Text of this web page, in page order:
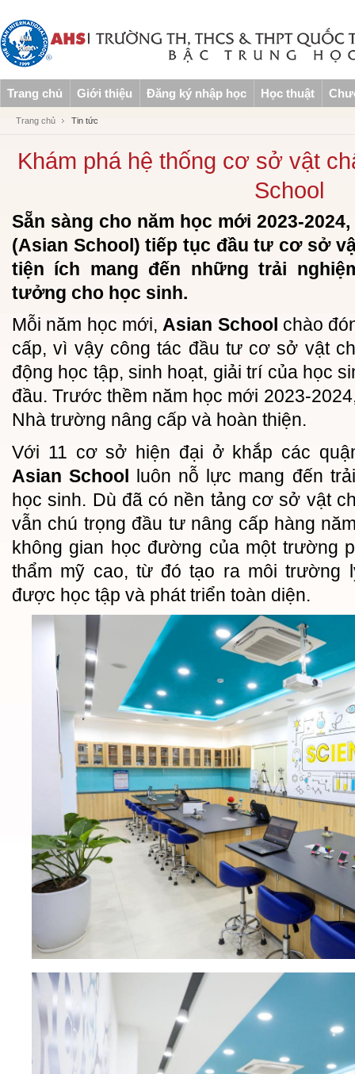
Trang chủ Giới thiệu Đăng ký nhập học Học thuật
Trang chủ Tin tức
Khám phá hệ thống cơ sở vật
School
Sẵn sàng cho năm học mới 2023-
(Asian School) tiếp tục đầu tư cơ sở
tiện ích mang đến những trải
tưởng cho học sinh.
Mỗi năm học mới,Asian School chào
cấp, vì vậy công tác đầu tư cơ sở vật
động học tập, sinh hoạt, giải trí của học
đầu. Trước thềm năm học mới 2023-
Nhà trường nâng cấp và hoàn thiện.
Với 11 cơ sở hiện đại ở khắp các
Asian School luôn nỗ lực mang đến
học sinh. Dù đã có nền tảng cơ sở vật
vẫn chú trọng đầu tư nâng cấp hàng
không gian học đường của một trường
thẩm mỹ cao, từ đó tạo ra môi trường
được học tập và phát triển toàn diện.